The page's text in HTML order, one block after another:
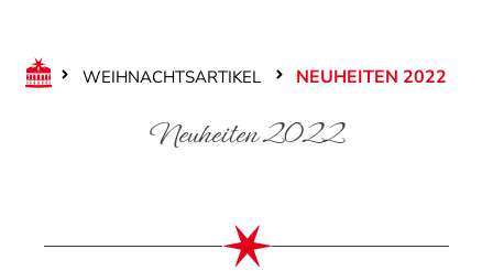
WEIHNACHTSARTIKEL NEUHEITEN 2022
Neuheiten 2022